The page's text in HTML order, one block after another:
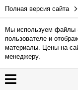
Полная версия сайта
Мы используем файлы
пользователе и
материалы. Цены на
менеджеру.
Гарантия
Доставка
и